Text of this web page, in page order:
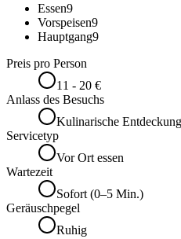
Essen9
Vorspeisen9
Hauptgang9
Preis pro Person
11 - 20 €
Anlass des Besuchs
Kulinarische Entdeckung
Servicetyp
Vor Ort essen
Wartezeit
Sofort (0–5 Min.)
Geräuschpegel
Ruhig